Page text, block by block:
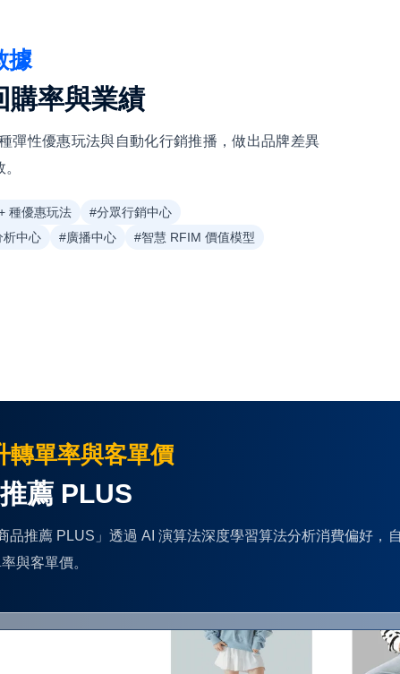
據
購率與業績
彈性優惠玩法與自動化行銷推播，做出品牌差異
種優惠玩法
#分眾行銷中心
析中心
#廣播中心 #智慧 RFIM 價值模型
轉單率與客單價
薦 PLUS
品推薦 PLUS」透過 AI 演算法深度學習算法分析消費偏好
與客單價。